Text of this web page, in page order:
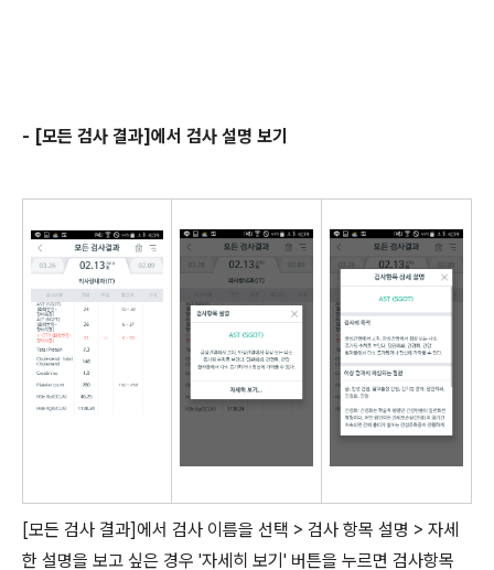
- [모든 검사 결과]에서 검사 설명 보기
[모든 검사 결과]에서 검사 이름을 선택 > 검사 항목 설명 > 자세
한 설명을 보고 싶은 경우 '자세히 보기' 버튼을 누르면 검사항목